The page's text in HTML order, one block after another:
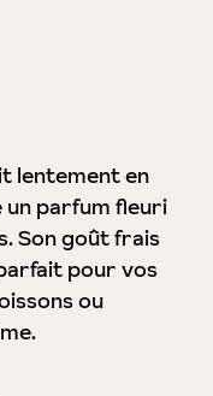
lentement en
parfum fleuri
Son goût frais
pour vos
ou